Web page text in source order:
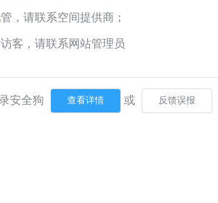
，请联系空间提供商；
客，请联系网站管理员
安全狗 或